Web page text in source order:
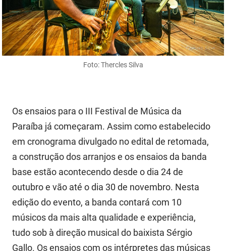
Planejamento, Orçamento e Gestão
Procuradoria Geral do Estado
Representação Institucional
Turismo e Desenvolvimento Econômico
FUNES
FUNESC
IMEQ
JUCEP
LIFESA
Ouvidoria Geral do Estado
PBGÁS
Foto: Thercles Silva
Os ensaios para o III Festival de Música da
Paraíba já começaram. Assim como estabelecido
em cronograma divulgado no edital de retomada,
a construção dos arranjos e os ensaios da banda
base estão acontecendo desde o dia 24 de
outubro e vão até o dia 30 de novembro. Nesta
edição do evento, a banda contará com 10
músicos da mais alta qualidade e experiência,
tudo sob à direção musical do baixista Sérgio
Gallo. Os ensaios com os intérpretes das músicas